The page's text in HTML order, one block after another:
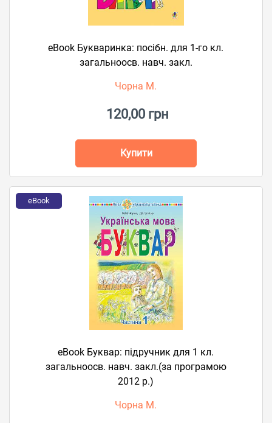
eBook Букваринка: посібн. для 1-го кл.
загальноосв. навч. закл.
Чорна М.
120,00 грн
Купити
eBook
eBook Буквар: підручник для 1 кл.
загальноосв. навч. закл.(за програмою
2012 р.)
Чорна М.